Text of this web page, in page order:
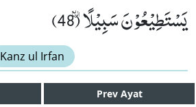
یَسْتَطِیْعُوْنَ سَبِیْلًاٛ (48)
Kanz ul Irfan
Prev Ayat